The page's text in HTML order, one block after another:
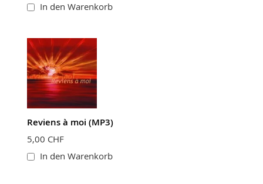
In den Warenkorb
Reviens à moi (MP3)
5,00 CHF
In den Warenkorb